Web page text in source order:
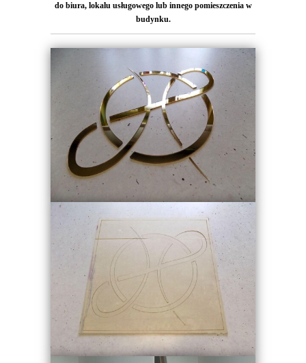
do biura, lokalu usługowego lub innego pomieszczenia w
budynku.